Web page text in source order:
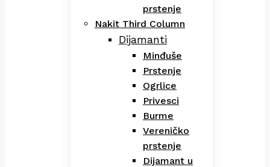
prstenje
Nakit Third Column
Dijamanti
Minđuše
Prstenje
Ogrlice
Privesci
Burme
Vereničko
prstenje
Dijamant u